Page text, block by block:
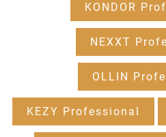
KONDOR
NEXXT
OLLIN
KEZY Professional